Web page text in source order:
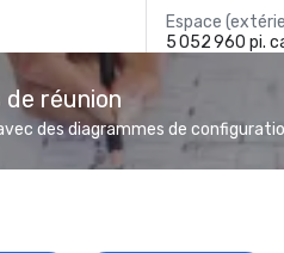
Espace
5 052 960 pi.
de réunion
des diagrammes de